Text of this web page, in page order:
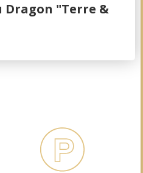
Dragon "Terre &